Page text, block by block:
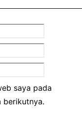
web
saya pada
berikutnya.